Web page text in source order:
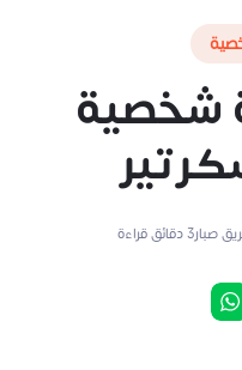
شخصية
صبار3دقائق قراءة